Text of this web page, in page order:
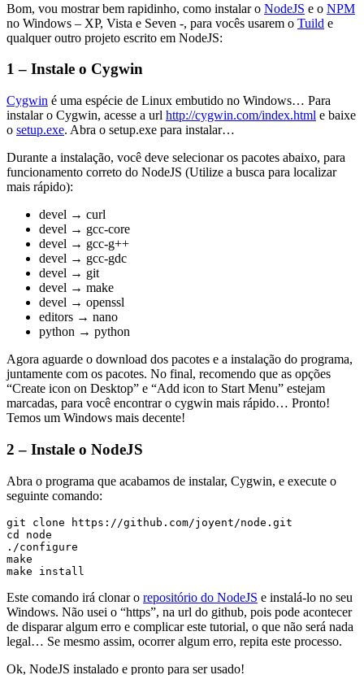
Bom, vou mostrar bem rapidinho, como instalar o NodeJS e o NPM
no Windows – XP, Vista e Seven -, para vocês usarem o Tuild e
qualquer outro projeto escrito em NodeJS:
1 – Instale o Cygwin
Cygwin é uma espécie de Linux embutido no Windows… Para
instalar o Cygwin, acesse a url http://cygwin.com/index.html e baixe
o setup.exe. Abra o setup.exe para instalar…
Durante a instalação, você deve selecionar os pacotes abaixo, para
funcionamento correto do NodeJS (Utilize a busca para localizar
mais rápido):
devel → curl
devel → gcc-core
devel → gcc-g++
devel → gcc-gdc
devel → git
devel → make
devel → openssl
editors → nano
python → python
Agora aguarde o download dos pacotes e a instalação do programa,
juntamente com os pacotes. No final, recomendo que as opções
“Create icon on Desktop” e “Add icon to Start Menu” estejam
marcadas, para você encontrar o cygwin mais rápido… Pronto!
Temos um Windows mais decente!
2 – Instale o NodeJS
Abra o programa que acabamos de instalar, Cygwin, e execute o
seguinte comando:
git clone https://github.com/joyent/node.git
cd node
./configure
make
Este comando irá clonar o repositório do NodeJS e instalá-lo no seu
Windows. Não usei o “https”, na url do github, pois pode acontecer
de disparar algum erro e complicar este tutorial, o que não será nada
legal… Se mesmo assim, ocorrer algum erro, repita este processo.
Ok, NodeJS instalado e pronto para ser usado!